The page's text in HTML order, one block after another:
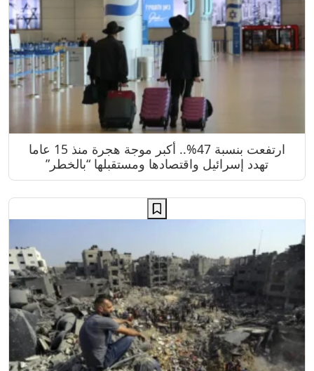
ارتفعت بنسبة 47%.. أكبر موجة هجرة منذ 15 عاما
تهدد إسرائيل واقتصادها ومستقبلها “بالخطر”